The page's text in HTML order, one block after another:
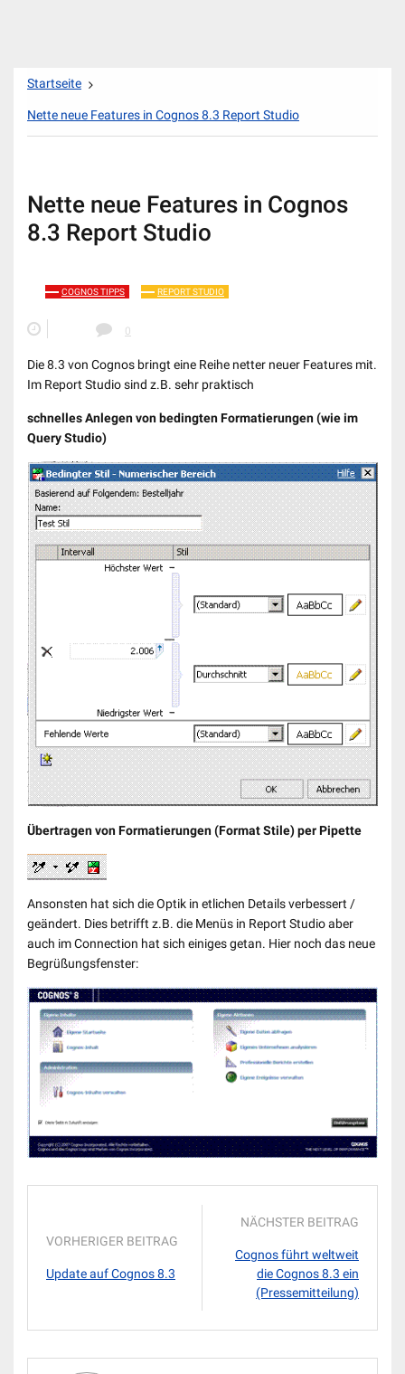
Zum
springen
Startseite
Nette neue Features in Cognos 8.3 Report Studio
Nette neue Features in Cognos
8.3 Report Studio
COGNOS TIPPS REPORT STUDIO
0
Die 8.3 von Cognos bringt eine Reihe netter neuer Features mit.
Im Report Studio sind z.B. sehr praktisch
schnelles Anlegen von bedingten Formatierungen (wie im
Query Studio)
Übertragen von Formatierungen (Format Stile) per Pipette
Ansonsten hat sich die Optik in etlichen Details verbessert /
geändert. Dies betrifft z.B. die Menüs in Report Studio aber
auch im Connection hat sich einiges getan. Hier noch das neue
Begrüßungsfenster:
VORHERIGER BEITRAG
Update auf Cognos 8.3
NÄCHSTER BEITRAG
Cognos führt weltweit
die Cognos 8.3 ein
(Pressemitteilung)